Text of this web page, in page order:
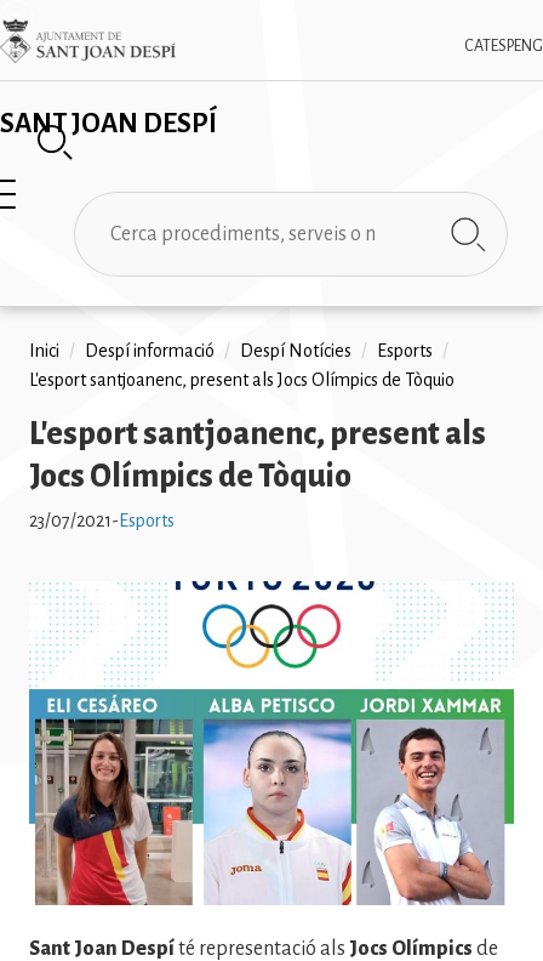
Vés
al
contingut
SANT JOAN DESPÍ
CAT ESPENG
Imatge
✕
Cerca
Fil
d'ariadna
Inici / Despí informació / Despí Notícies / Esports
/
L'esport santjoanenc, present als Jocs Olímpics de Tòquio
L'esport santjoanenc, present als
Jocs Olímpics de Tòquio
23/07/2021- Esports
Imatge
Sant Joan Despíté representació als Jocs Olímpics de